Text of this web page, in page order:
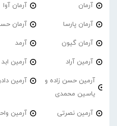
آرمان آرمان آوا
آرمان پارسا آرمان
آرمان گیون آرمد
آرمین آراد آرمین ابد
آرمین حسن زاده و
یاسین محمدی
آرمین
آرمین نصرتی آرمین